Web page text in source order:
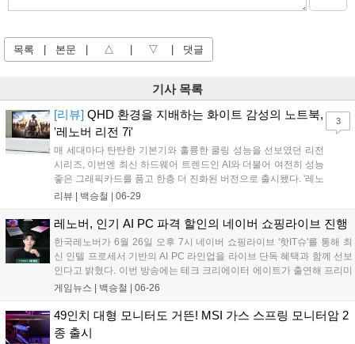
목록 본문 △ ▽ 댓글
기사 목록
[리뷰] QHD 환경을 지배하는 화이트 감성의 노트북,
'레노버 리전 7i'
매 세대마다 탄탄한 기본기와 훌륭한 쿨링 성능을 선보였던 리전
시리즈, 이번엔 최신 하드웨어 트렌드인 AI와 더불어 여전히 성능
좋은 그래픽카드를 품고 한층 더 진화된 버전으로 출시됐다. '레노
버 리전 7i'는 인텔의 최신 코어 울트라 프로세서와 엔비디아 지포
륭한 사양도 돋보이지만, 게이밍 노트북에서 선택지가 좁은 편인
흰색 제품인 점도 매력적인 부분이다....
리뷰 | 백승철 | 06-29
3
레노버, 인기 AI PC 파격 할인의 네이버 쇼핑라이브 진행
한국레노버가 6월 26일 오후 7시 네이버 쇼핑라이브 '핫IT슈'를 통해 최
신 인텔 프로세서 기반의 AI PC 라인업을 라이브 단독 혜택과 함께 선보
인다고 밝혔다. 이번 방송에는 테크 크리에이터 에이트가 출연해 프리미
엄 AI 노트북 '요가 슬림 7i 울트라 아우라 에디션'을 비롯한 신제품들을
게임뉴스 | 백승철 | 06-26
49인치 대형 모니터도 거뜬! MSI 가스 스프링 모니터암 2
종 출시